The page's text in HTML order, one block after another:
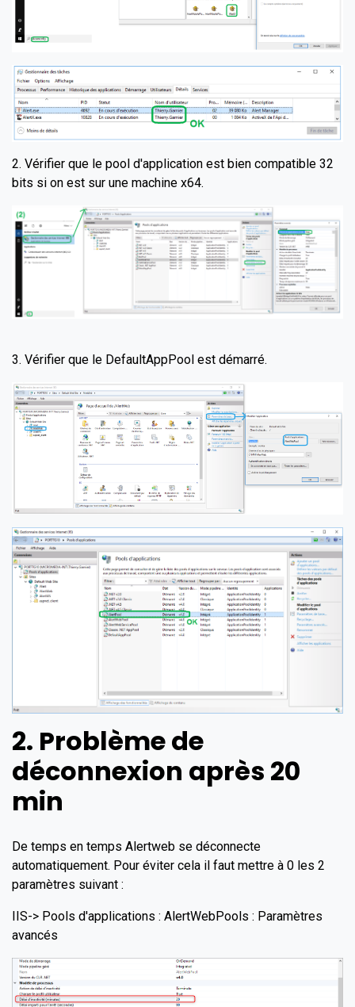
2. Vérifier que le pool d'application est bien compatible 32
bits si on est sur une machine x64.
3. Vérifier que le DefaultAppPool est démarré.
2. Problème de
déconnexion après 20
min
De temps en temps Alertweb se déconnecte
automatiquement. Pour éviter cela il faut mettre à 0 les 2
paramètres suivant :
IIS-> Pools d'applications : AlertWebPools : Paramètres
avancés